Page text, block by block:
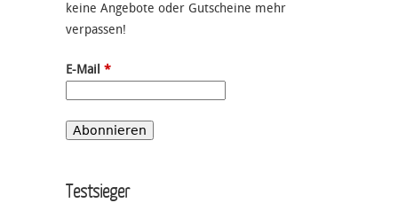
keine Angebote oder Gutscheine mehr
verpassen!
E-Mail *
Testsieger